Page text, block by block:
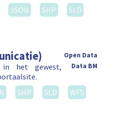
JSON SHP
SLD
Open Data
Data BM
in het gewest,
SHP SLD
WFS